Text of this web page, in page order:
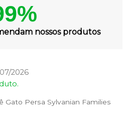
nossos produtos
2026
Gato Persa Sylvanian Families